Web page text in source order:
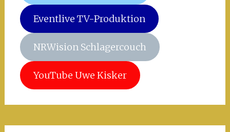
Eventlive TV-Produktion
NRWision Schlagercouch
YouTube Uwe Kisker